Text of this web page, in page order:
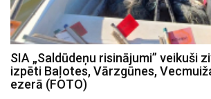
SIA „Saldūdeņu risinājumi” veikuši
izpēti Baļotes, Vārzgūnes,
ezerā (FOTO)